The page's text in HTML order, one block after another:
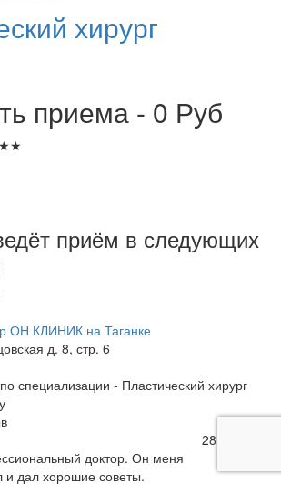
хирург
приема - 0 Руб
★★
приём в следующих
ОН КЛИНИК на Таганке
д. 8, стр. 6
специализации - Пластический хирург
28.09.2020
доктор. Он меня
и дал хорошие советы.